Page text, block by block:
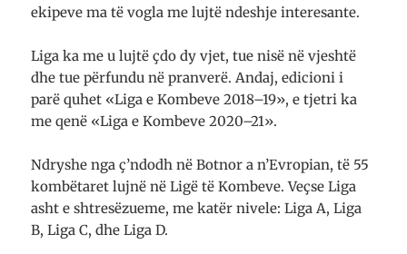
ekipeve ma të vogla me lujtë ndeshje inte­re­sante.
Liga ka me u lujtë çdo dy vjet, tue nisë në vjeshtë
dhe tue për­fundu në pran­verë. Andaj, edicioni i
parë quhet «Liga e Kombeve 2018–19», e tjetri ka
me qenë «Liga e Kombeve 2020–21».
Ndryshe nga ç’ndodh në Botnor a n’Evropian, të 55
kombëtaret lujnë në Ligë të Kombeve. Veçse Liga
asht e shtresë­zueme, me katër nivele: Liga A, Liga
B, Liga C, dhe Liga D.